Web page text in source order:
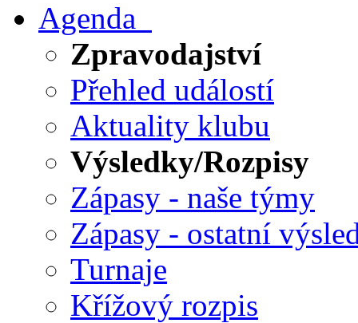
Agenda
Zpravodajství
Přehled událostí
Aktuality klubu
Výsledky/Rozpisy
Zápasy - naše týmy
Zápasy - ostatní
Turnaje
Křížový rozpis